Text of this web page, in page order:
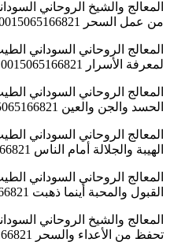
المعالج والشيخ الروحاني
من عمل السحر 0015065166821
المعالج الروحاني السوداني
لمعرفة الأسرار 0015065166821
المعالج الروحاني السوداني
الحسد والجن والعين 0015065166821
المعالج الروحاني السوداني
الهيبة والجلالة أمام الناس 0015065166821
المعالج الروحاني السوداني
القبول والمحبة أينما ذهبت 0015065166821
المعالج والشيخ الروحاني
تحفظ من الأعداء والسحر 0015065166821